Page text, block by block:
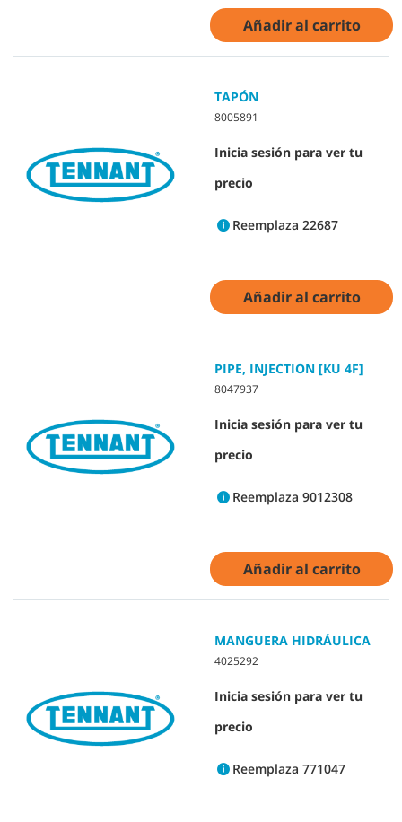
Añadir al carrito
TAPÓN
8005891
Inicia sesión para ver tu
precio
Reemplaza 22687
Añadir al carrito
PIPE, INJECTION [KU 4F]
8047937
Inicia sesión para ver tu
precio
Reemplaza 9012308
Añadir al carrito
MANGUERA HIDRÁULICA
4025292
Inicia sesión para ver tu
precio
Reemplaza 771047